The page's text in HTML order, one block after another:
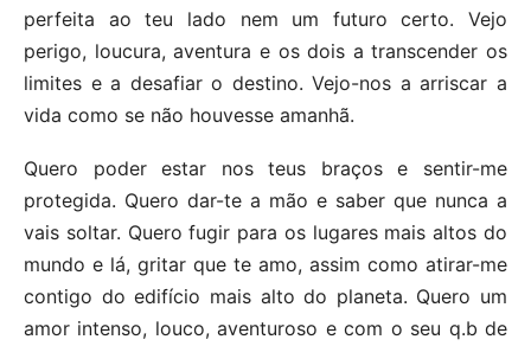
perfeita ao teu lado nem um futuro certo. Vejo
perigo, loucura, aventura e os dois a transcender os
limites e a desafiar o destino. Vejo-nos a arriscar a
vida como se não houvesse amanhã.
Quero poder estar nos teus braços e sentir-me
protegida. Quero dar-te a mão e saber que nunca a
vais soltar. Quero fugir para os lugares mais altos do
mundo e lá, gritar que te amo, assim como atirar-me
contigo do edifício mais alto do planeta. Quero um
amor intenso, louco, aventuroso e com o seu q.b de